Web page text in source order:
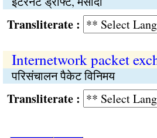
:
Internetwork packet
परिसंचालन पैकेट विनिमय
: